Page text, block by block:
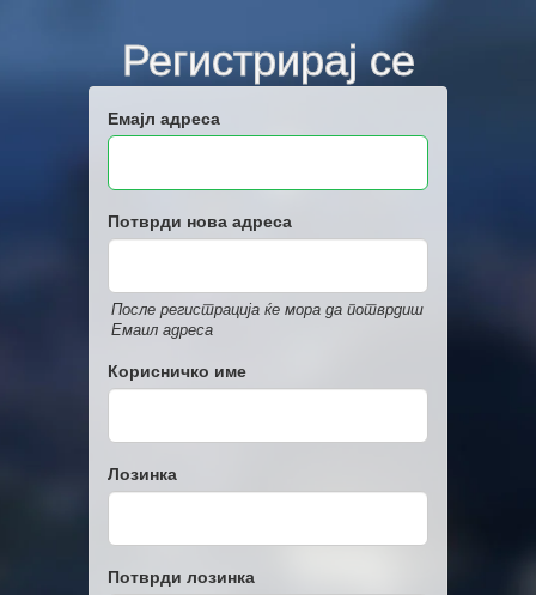
Регистрирај се
Емајл адреса
Потврди нова адреса
После регистрација ќе мора да потврдиш
Емаил адреса
Корисничко име
Лозинка
Потврди лозинка